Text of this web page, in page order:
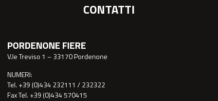
CONTATTI
PORDENONE FIERE
V.le Treviso 1 – 33170 Pordenone
NUMERI:
Tel. +39 (0)434 232111 / 232322
Fax Tel. +39 (0)434 570415